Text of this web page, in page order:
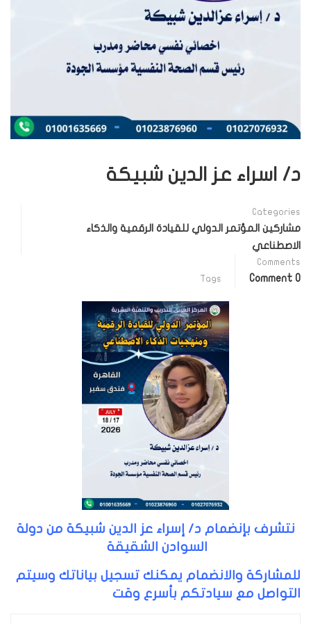
د/ اسراء عز الدين شبيكة
Categories
مشاركين المؤتمر الدولي للقيادة الرقمية والذكاء
الاصطناعي
Comments
0 Comment
Tags
نتشرف بإنضمام د/ إسراء عز الدين شبيكة من دولة
السوادن الشقيقة
للمشاركة والانضمام يمكنك تسجيل بياناتك وسيتم
التواصل مع سيادتكم بأسرع وقت